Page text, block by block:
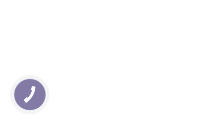
КНОПКА
ЗВ'ЯЗКУ